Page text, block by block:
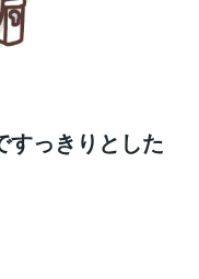
すっきりとした